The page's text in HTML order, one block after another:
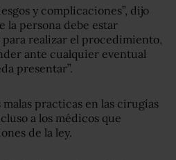
y complicaciones”, dijo
la persona debe estar
para realizar el procedimiento,
ante cualquier eventual
presentar”.
practicas en las cirugías
a los médicos que
de la ley.